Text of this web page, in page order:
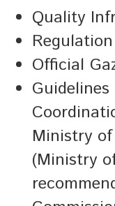
Quality
Official
Ministry
(Ministry